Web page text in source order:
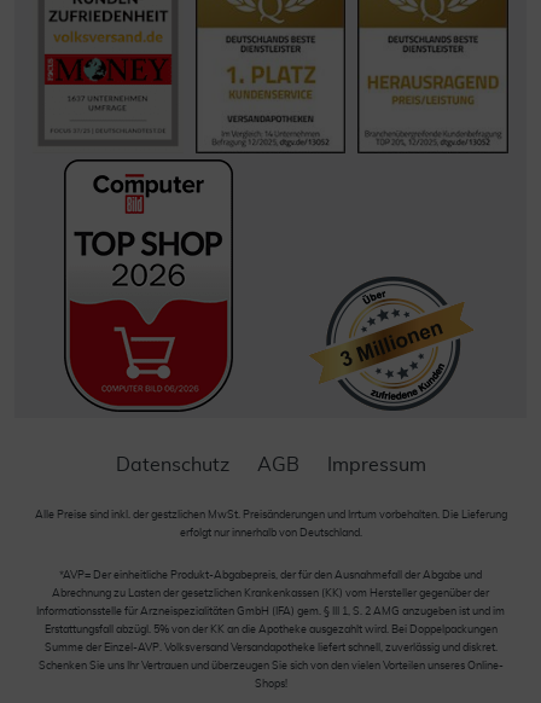
Datenschutz AGB Impressum
Alle Preise sind inkl. der gestzlichen MwSt. Preisänderungen und Irrtum vorbehalten. Die Lieferung
erfolgt nur innerhalb von Deutschland.
*AVP= Der einheitliche Produkt-Abgabepreis, der für den Ausnahmefall der Abgabe und
Abrechnung zu Lasten der gesetzlichen Krankenkassen (KK) vom Hersteller gegenüber der
Informationsstelle für Arzneispezialitäten GmbH (IFA) gem. § III 1, S. 2 AMG anzugeben ist und im
Erstattungsfall abzügl. 5% von der KK an die Apotheke ausgezahlt wird. Bei Doppelpackungen
Summe der Einzel-AVP. Volksversand Versandapotheke liefert schnell, zuverlässig und diskret.
Schenken Sie uns Ihr Vertrauen und überzeugen Sie sich von den vielen Vorteilen unseres Online-
Shops!